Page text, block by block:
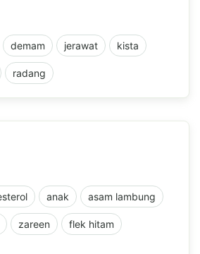
demam jerawat kista
radang
anak asam lambung
zareen flek hitam